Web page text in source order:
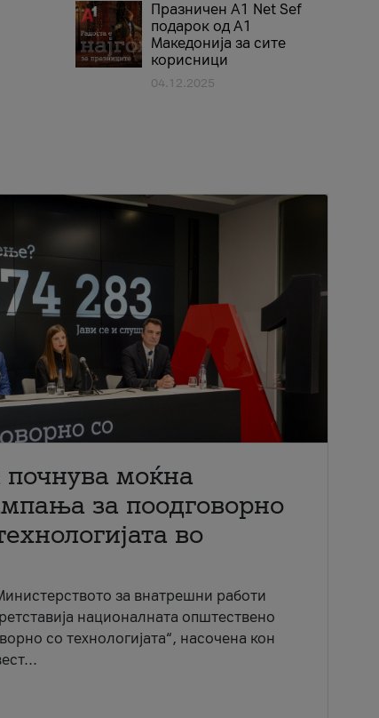
Празничен A1 Net Sеf
подарок од А1
Македонија за сите
корисници
04.12.2025
моќна
за поодговорно
во
за внатрешни работи
националната општествено
со технологијата“, насочена кон